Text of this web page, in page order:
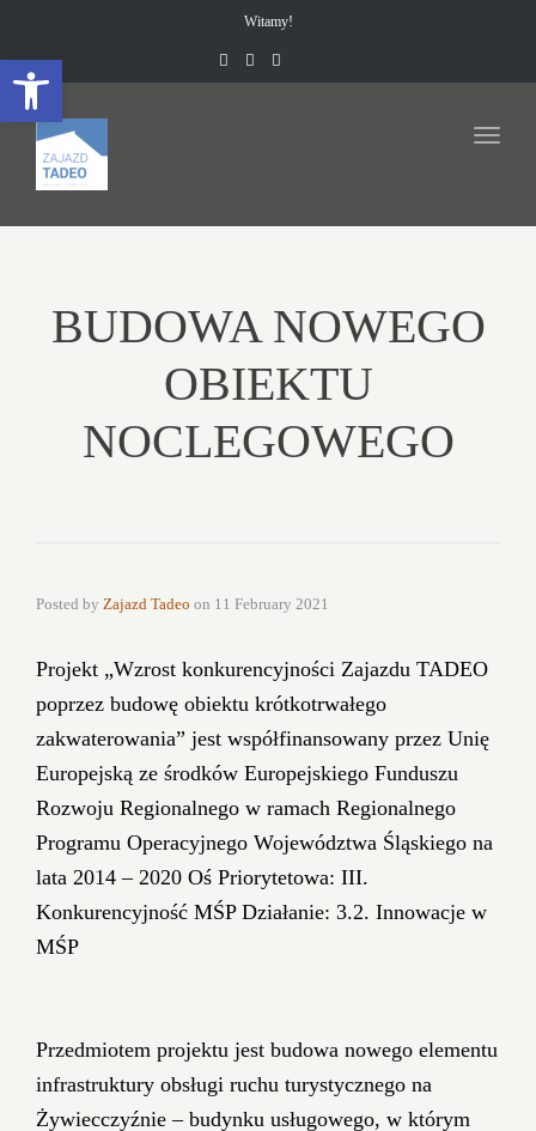
Open toolbar
Witamy!
BUDOWA NOWEGO
OBIEKTU
NOCLEGOWEGO
Posted by Zajazd Tadeo on 11 February 2021
Projekt „Wzrost konkurencyjności Zajazdu TADEO
poprzez budowę obiektu krótkotrwałego
zakwaterowania” jest współfinansowany przez Unię
Europejską ze środków Europejskiego Funduszu
Rozwoju Regionalnego w ramach Regionalnego
Programu Operacyjnego Województwa Śląskiego na
lata 2014 – 2020 Oś Priorytetowa: III.
Konkurencyjność MŚP Działanie: 3.2. Innowacje w
MŚP
Przedmiotem projektu jest budowa nowego elementu
infrastruktury obsługi ruchu turystycznego na
Żywiecczyźnie – budynku usługowego, w którym